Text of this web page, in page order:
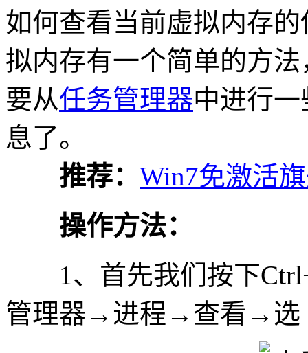
如何查看当前虚拟内存
拟内存有一个简单的方
要从任务管理器中进行
息了。
推荐： Win7免激活
操作方法：
1、首先我们按下
管理器→进程→查看→选